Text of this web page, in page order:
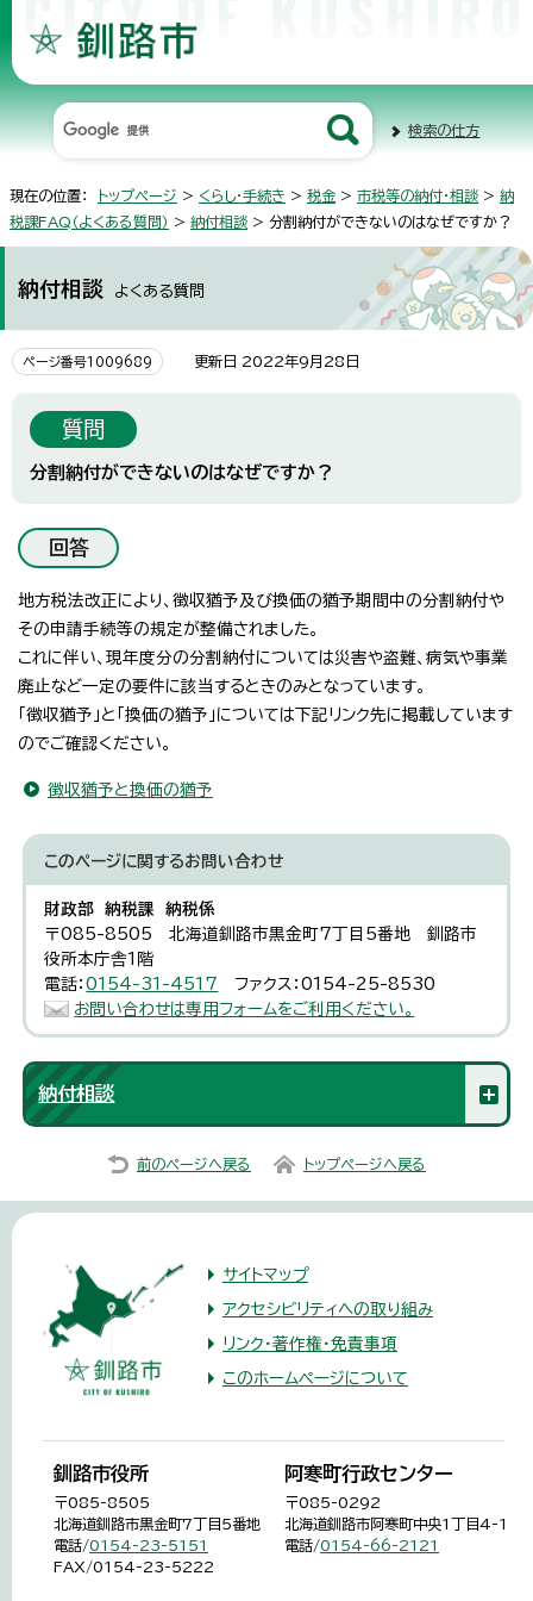
検索の仕方
現在の位置： トップページ > くらし・手続き > 税金> 市税等の納付・相談 > 納
税課FAQ（よくある質問） > 納付相談 > 分割納付ができないのはなぜですか？
納付相談 よくある質問
ページ番号1009689 更新日 2022年9月28日
質問
分割納付ができないのはなぜですか？
回答
地方税法改正により、徴収猶予及び換価の猶予期間中の分割納付や
その申請手続等の規定が整備されました。
これに伴い、現年度分の分割納付については災害や盗難、病気や事業
廃止など一定の要件に該当するときのみとなっています。
「徴収猶予」と「換価の猶予」については下記リンク先に掲載しています
のでご確認ください。
徴収猶予と換価の猶予
このページに関するお問い合わせ
財政部 納税課 納税係
〒085-8505 北海道釧路市黒金町7丁目5番地 釧路市
役所本庁舎1階
電話：0154-31-4517
ファクス：0154-25-8530
お問い合わせは専用フォームをご利用ください。
納付相談
前のページへ戻る トップページへ戻る
サイトマップ
アクセシビリティへの取り組み
リンク・著作権・免責事項
このホームページについて
釧路市役所
〒085-8505
北海道釧路市黒金町7丁目5番地
電話/0154-23-5151
FAX/0154-23-5222
阿寒町行政センター
〒085-0292
北海道釧路市阿寒町中央1丁目4-1
電話/0154-66-2121